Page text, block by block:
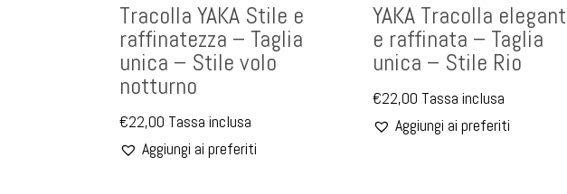
Tracolla YAKA Stile e
raffinatezza – Taglia
unica – Stile volo
notturno
€22,00 Tassa inclusa
Aggiungi ai preferiti
YAKA Tracolla
e raffinata – Taglia
unica – Stile Rio
€22,00 Tassa inclusa
Aggiungi ai preferiti